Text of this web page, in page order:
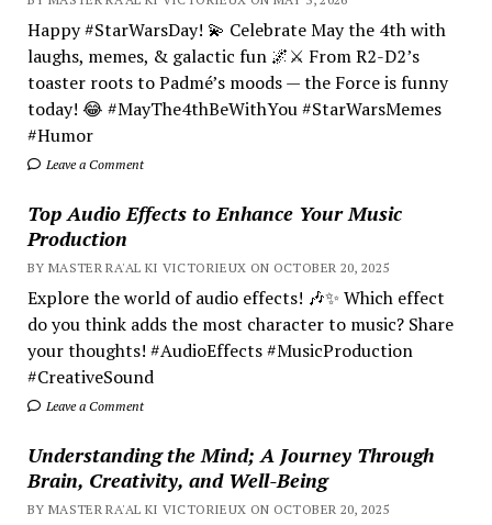
Happy #StarWarsDay! 💫 Celebrate May the 4th with
laughs, memes, & galactic fun 🌌⚔️ From R2-D2’s
toaster roots to Padmé’s moods — the Force is funny
today! 😂 #MayThe4thBeWithYou #StarWarsMemes
#Humor
Leave a Comment
Top Audio Effects to Enhance Your Music
Production
BY MASTER RA'AL KI VICTORIEUX ON OCTOBER 20, 2025
Explore the world of audio effects! 🎶✨ Which effect
do you think adds the most character to music? Share
your thoughts! #AudioEffects #MusicProduction
#CreativeSound
Leave a Comment
Understanding the Mind; A Journey Through
Brain, Creativity, and Well-Being
BY MASTER RA'AL KI VICTORIEUX ON OCTOBER 20, 2025